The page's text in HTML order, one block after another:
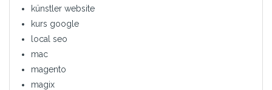
künstler website
kurs google
local seo
mac
magento
magix